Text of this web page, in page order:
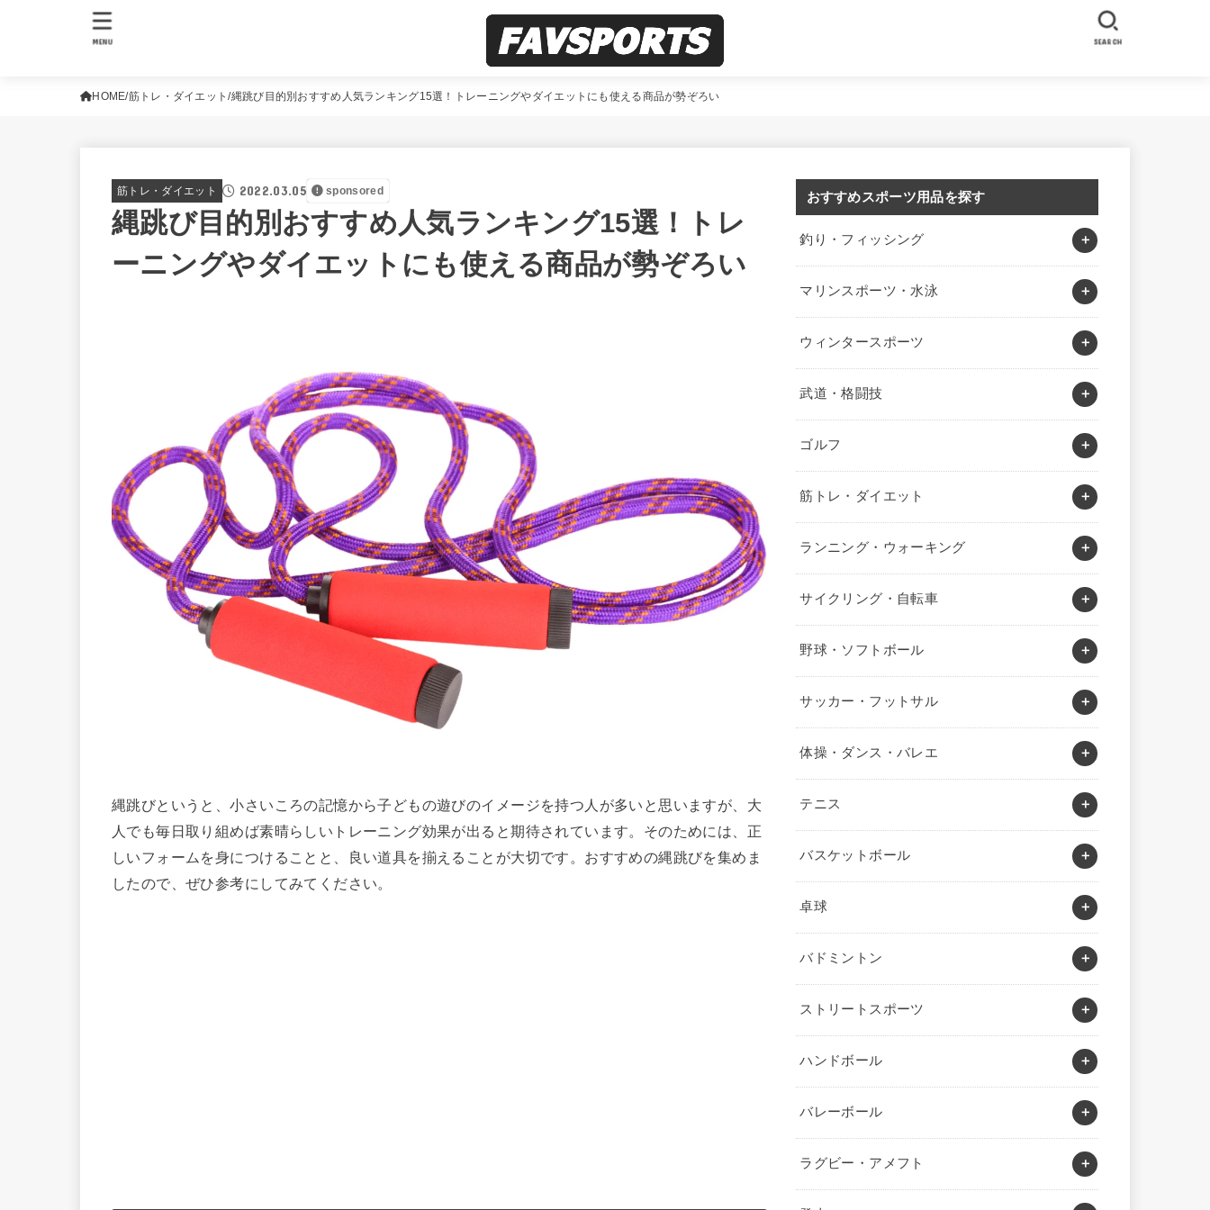
SEARCH
MENU
HOME 筋トレ・ダイエット 縄跳び目的別おすすめ人気ランキング15選！トレーニングやダイエットにも使える商品が勢ぞろい
筋トレ・ダイエット 2022.03.05 sponsored
縄跳び目的別おすすめ人気ランキング15選！トレ
ーニングやダイエットにも使える商品が勢ぞろい
縄跳びというと、小さいころの記憶から子どもの遊びのイメージを持つ人が多いと思いますが、大
人でも毎日取り組めば素晴らしいトレーニング効果が出ると期待されています。そのためには、正
しいフォームを身につけることと、良い道具を揃えることが大切です。おすすめの縄跳びを集めま
したので、ぜひ参考にしてみてください。
おすすめスポーツ用品を探す
釣り・フィッシング
マリンスポーツ・水泳
ウィンタースポーツ
武道・格闘技
ゴルフ
筋トレ・ダイエット
ランニング・ウォーキング
サイクリング・自転車
野球・ソフトボール
サッカー・フットサル
体操・ダンス・バレエ
テニス
バスケットボール
卓球
バドミントン
ストリートスポーツ
ハンドボール
バレーボール
ラグビー・アメフト